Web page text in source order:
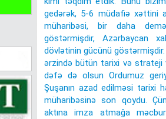
gedərək, 5-6 müdafiə xəttini
müharibəsi, bir daha
göstərmişdir, Azərbaycan
dövlətinin gücünü
ərzində bütün tarixi və strateji
dəfə də olsun Ordumuz
Şuşanın azad edilməsi tarixi
müharibəsinə son qoydu.
aktına imza atmağa